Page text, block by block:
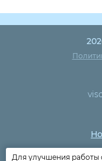
Для улучшения работы